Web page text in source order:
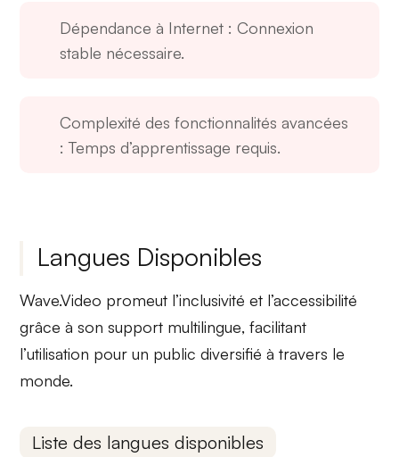
Dépendance à Internet : Connexion
stable nécessaire.
Complexité des fonctionnalités avancées
: Temps d’apprentissage requis.
Langues Disponibles
Wave.Video promeut l’inclusivité et l’accessibilité
grâce à sonsupport multilingue, facilitant
l’utilisation pour un public diversifié à travers le
monde.
Liste des langues disponibles